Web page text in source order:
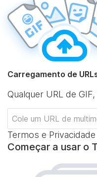
Carregamento de
Qualquer URL de
Termos e Privacidade
Começar a usar o